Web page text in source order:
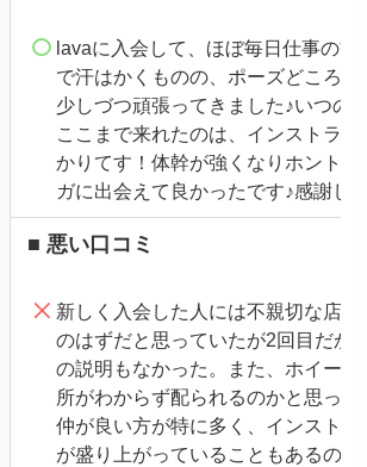
lavaに入会して、ほぼ毎日仕事の
で汗はかくものの、ポーズどころ
少しづつ頑張ってきました♪いつの
ここまで来れたのは、インストラ
かりてす！体幹が強くなりホント
ガに出会えて良かったです♪感謝し
■ 悪い口コミ
新しく入会した人には不親切な店
のはずだと思っていたが2回目だか
の説明もなかった。また、ホイー
所がわからず配られるのかと思っ
仲が良い方が特に多く、インスト
が盛り上がっていることもあるの